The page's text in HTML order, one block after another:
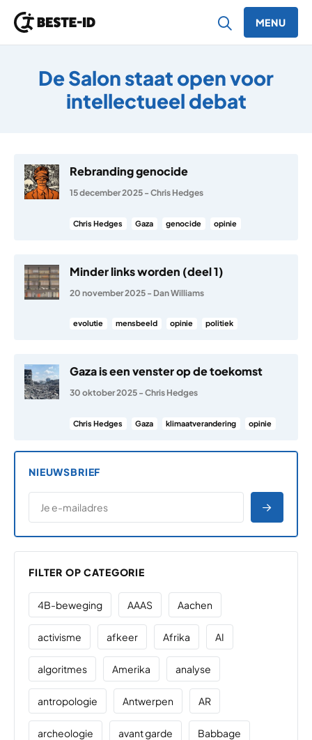
MENU
De Salon staat open voor
intellectueel debat
Rebranding genocide
15 december 2025 - Chris Hedges
Chris Hedges Gaza genocide opinie
Minder links worden (deel 1)
20 november 2025 - Dan Williams
evolutie mensbeeld opinie politiek
Gaza is een venster op de toekomst
30 oktober 2025 - Chris Hedges
Chris Hedges Gaza klimaatverandering opinie
NIEUWSBRIEF
E-MAILADRES
*
FILTER OP CATEGORIE
4B-beweging AAAS Aachen
activisme afkeer Afrika AI
algoritmes Amerika analyse
antropologie Antwerpen AR
archeologie avant garde Babbage